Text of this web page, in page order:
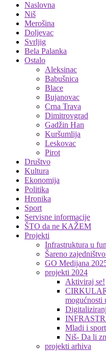
Naslovna
Niš
Merošina
Doljevac
Svrljig
Bela Palanka
Ostalo
Aleksinac
Babušnica
Blace
Bujanovac
Crna Trava
Dimitrovgrad
Gadžin Han
Kuršumlija
Leskovac
Pirot
Društvo
Kultura
Ekonomija
Politika
Hronika
Sport
Servisne informacije
ŠTO da ne KAŽEM
Projekti
Infrastruktura u
Šareno
GO Medijana
projekti 2024
Aktiviraj se!
mogućnosti
Mladi i
Niš- Da li
projekti arhiva